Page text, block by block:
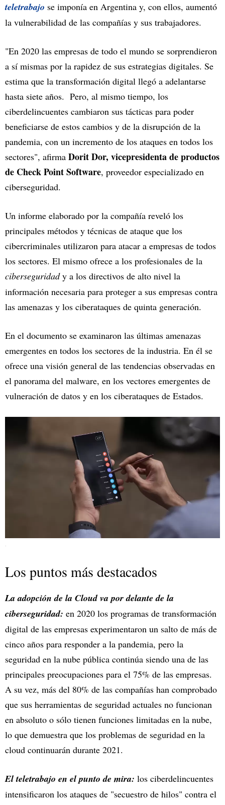
teletrabajo se imponía en Argentina y, con ellos, aumentó
la vulnerabilidad de las compañías y sus trabajadores.
"En 2020 las empresas de todo el mundo se sorprendieron
a sí mismas por la rapidez de sus estrategias digitales. Se
estima que la transformación digital llegó a adelantarse
hasta siete años. Pero, al mismo tiempo, los
ciberdelincuentes cambiaron sus tácticas para poder
beneficiarse de estos cambios y de la disrupción de la
pandemia, con un incremento de los ataques en todos los
sectores", afirma Dorit Dor, vicepresidenta de productos
de Check Point Software, proveedor especializado en
ciberseguridad.
Un informe elaborado por la compañía reveló los
principales métodos y técnicas de ataque que los
cibercriminales utilizaron para atacar a empresas de todos
los sectores. El mismo ofrece a los profesionales de la
ciberseguridad y a los directivos de alto nivel la
información necesaria para proteger a sus empresas contra
las amenazas y los ciberataques de quinta generación.
En el documento se examinaron las últimas amenazas
emergentes en todos los sectores de la industria. En él se
ofrece una visión general de las tendencias observadas en
el panorama del malware, en los vectores emergentes de
vulneración de datos y en los ciberataques de Estados.
Los puntos más destacados
La adopción de la Cloud va por delante de la
ciberseguridad: en 2020 los programas de transformación
digital de las empresas experimentaron un salto de más de
cinco años para responder a la pandemia, pero la
seguridad en la nube pública continúa siendo una de las
principales preocupaciones para el 75% de las empresas.
A su vez, más del 80% de las compañías han comprobado
que sus herramientas de seguridad actuales no funcionan
en absoluto o sólo tienen funciones limitadas en la nube,
lo que demuestra que los problemas de seguridad en la
cloud continuarán durante 2021.
El teletrabajo en el punto de mira: los ciberdelincuentes
intensificaron los ataques de "secuestro de hilos" contra el